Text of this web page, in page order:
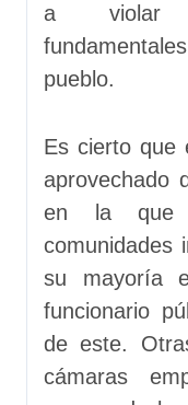
a violar
pueblo.
Es cierto que
aprovechado
en la que
comunidades
su mayoría
funcionario
de este.
cámaras